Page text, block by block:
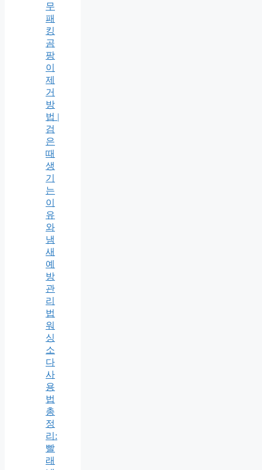
무
패
킹
곰
팡
이
제
거
방
법 |
검
은
때
생
기
는
이
유
와
냄
새
예
방
관
리
법
워
싱
소
다
사
용
법
총
정
리:
빨
래